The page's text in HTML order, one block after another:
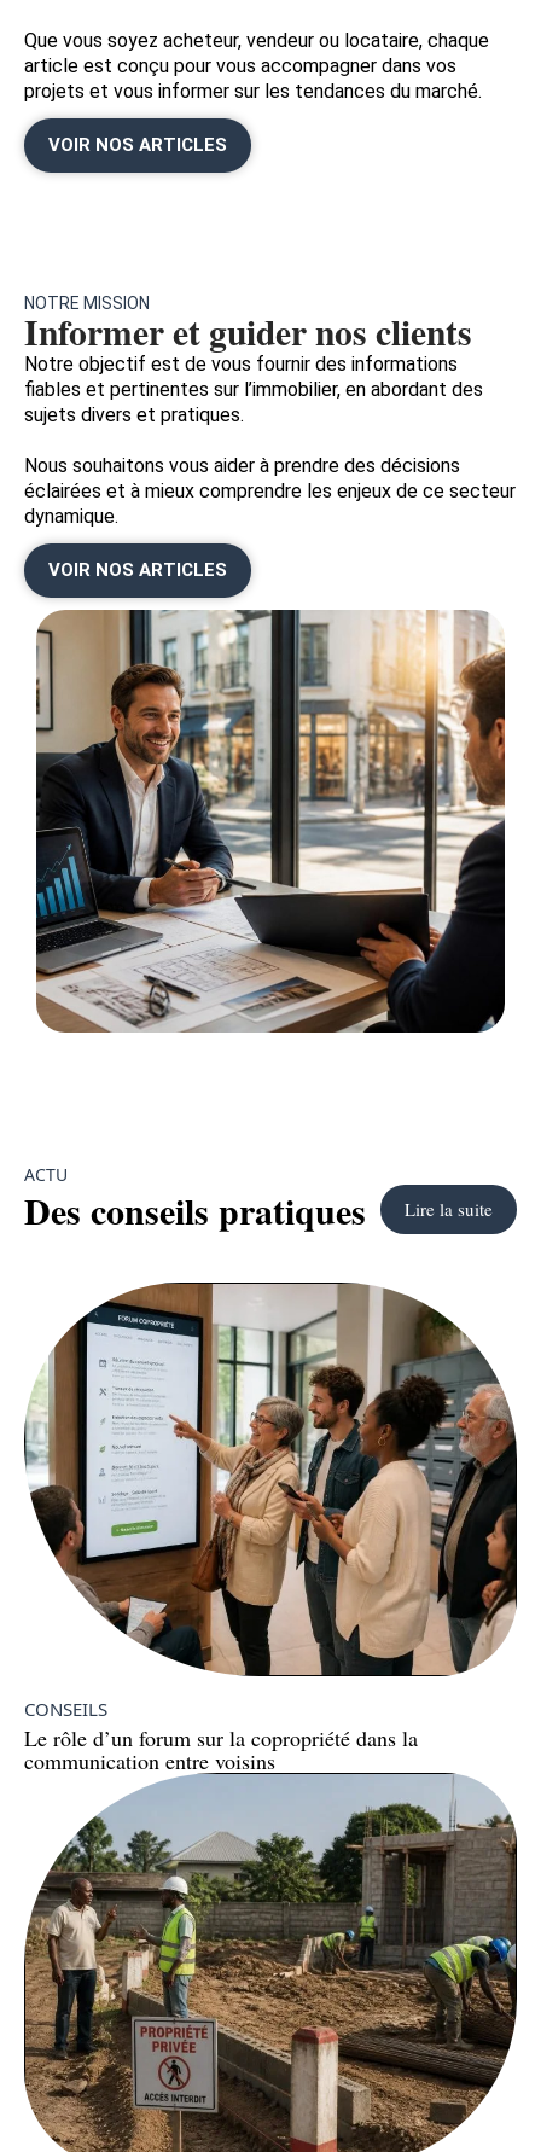
Que vous soyez acheteur, vendeur ou locataire, chaque
article est conçu pour vous accompagner dans vos
projets et vous informer sur les tendances du marché.
VOIR NOS ARTICLES
NOTRE MISSION
Informer et guider nos clients
Notre objectif est de vous fournir des informations
fiables et pertinentes sur l’immobilier, en abordant des
sujets divers et pratiques.
Nous souhaitons vous aider à prendre des décisions
éclairées et à mieux comprendre les enjeux de ce secteur
dynamique.
VOIR NOS ARTICLES
ACTU
Des conseils pratiques Lire la suite
CONSEILS
Le rôle d’un forum sur la copropriété dans la
communication entre voisins